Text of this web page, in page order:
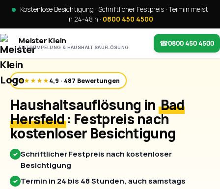
Kostenlose Besichtigung · Schriftlicher Festpreis · Termin meist
in 24-48 h · 0800 450 4500
Meister Klein
ENTRÜMPELUNG & HAUSHALTSAUFLÖSUNG ☎0800 450 4500
★★★★★4,9 · 487 Bewertungen
Haushaltsauflösung in Bad
Hersfeld: Festpreis nach
kostenloser Besichtigung
✓ Schriftlicher Festpreis nach kostenloser
Besichtigung
✓ Termin in 24 bis 48 Stunden, auch samstags